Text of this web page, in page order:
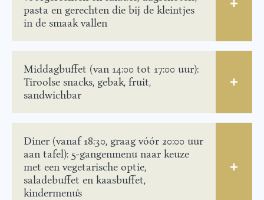
pasta en gerechten die bij de kleintjes
in de smaak vallen
Middagbuffet (van 14:00 tot 17:00 uur):
Tiroolse snacks, gebak, fruit,
sandwichbar
Diner (vanaf 18:30, graag vóór 20:00 uur
aan tafel): 5-gangenmenu naar keuze
met een vegetarische optie,
saladebuffet en kaasbuffet,
kindermenu's